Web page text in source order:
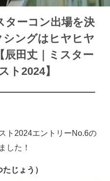
ターコン出場を決
ングはヒヤヒヤ
辰田丈｜ミスター
ト2024】
ト2024エントリーNo.6の
した！
じょう）